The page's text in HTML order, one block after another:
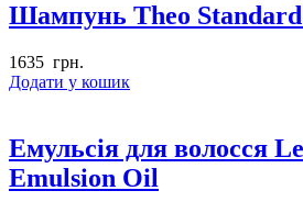
Шампунь Theo
1635 грн.
Додати у кошик
Емульсія для волосся
Emulsion Oil